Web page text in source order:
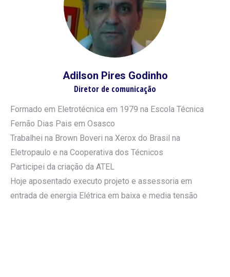
Adilson Pires Godinho
Diretor de comunicação
Formado em Eletrotécnica em 1979 na Escola Técnica
Fernão Dias Pais em Osasco
Trabalhei na Brown Boveri na Xerox do Brasil na
Eletropaulo e na Cooperativa dos Técnicos
Participei da criação da ATEL
Hoje aposentado executo projeto e assessoria em
entrada de energia Elétrica em baixa e media tensão